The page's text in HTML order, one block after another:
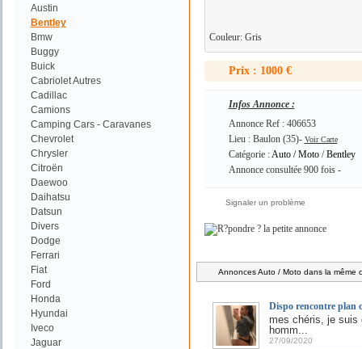
Austin
Bentley
Bmw
Buggy
Buick
Cabriolet Autres
Cadillac
Camions
Camping Cars - Caravanes
Chevrolet
Chrysler
Citroën
Daewoo
Daihatsu
Datsun
Divers
Dodge
Ferrari
Fiat
Ford
Honda
Hyundai
Iveco
Jaguar
Couleur: Gris
Prix : 1000 €
Infos Annonce :
Annonce Ref : 406653
Lieu : Baulon (35)- Voir Carte
Catégorie :Auto / Moto/Bentley
Annonce consultée 900 fois -
Signaler un problème
Annonces Auto / Moto dans la même
Dispo rencontre plan
mes chéris, je suis
homm...
27/09/2020